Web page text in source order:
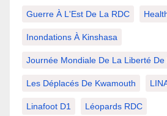
Guerre À L'Est De La RDC
Inondations À Kinshasa
Journée Mondiale De La Liberté De
Les Déplacés De Kwamouth
Linafoot D1 Léopards RDC